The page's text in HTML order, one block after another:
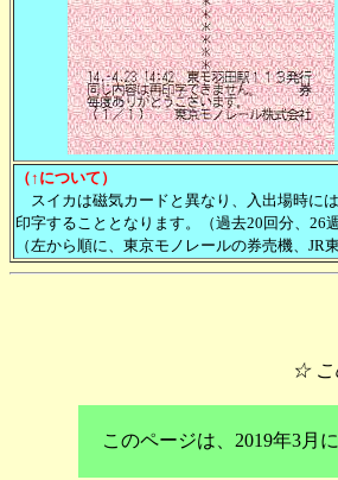
（↑について）
スイカは磁気カードと異なり、入出場時に
印字することとなります。（過去20回分、26
（左から順に、東京モノレールの券売機、
☆ こ
このページは、2019年3月